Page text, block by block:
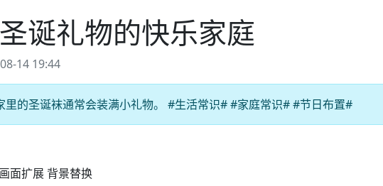
诞礼物的快乐家庭
14 19:44
里的圣诞袜通常会装满小礼物。 #生活常识# #家庭常识# #节日布置#
面扩展 背景替换